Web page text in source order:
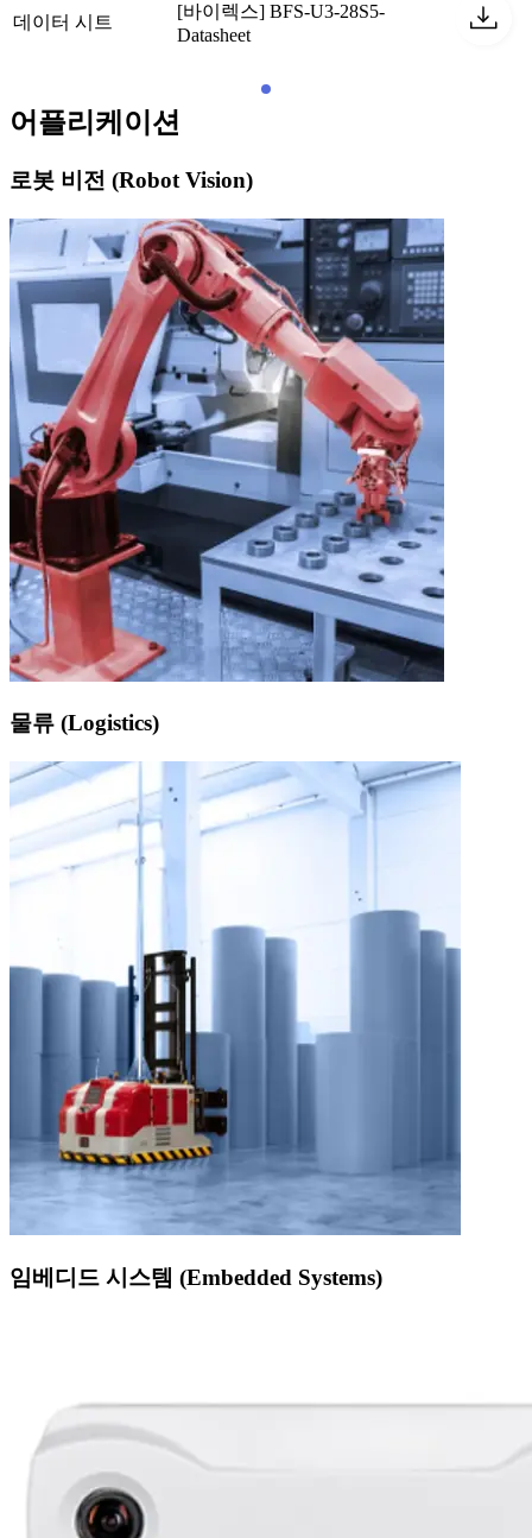
데이터 시트
[바이렉스] BFS-U3-28S5-
Datasheet
어플리케이션
로봇 비전 (Robot Vision)
물류 (Logistics)
임베디드 시스템 (Embedded Systems)